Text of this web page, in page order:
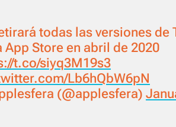
todas las versiones de
App Store en abril de 2020
t.co/siyq3M19s3
Lb6hQbW6pN
(@applesfera)